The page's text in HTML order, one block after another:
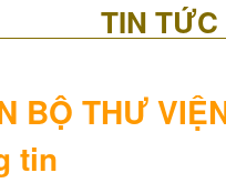
TIN
BỘ THƯ
tin